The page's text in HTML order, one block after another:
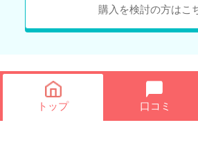
購入を検討の方はこ
トップ 口コミ